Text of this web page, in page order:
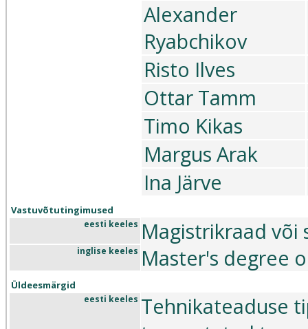
Alexander
Ryabchikov
Risto Ilves
Ottar Tamm
Timo Kikas
Margus Arak
Ina Järve
Vastuvõtutingimused
eesti keeles Magistrikraad või
inglise keeles Master's degree
Üldeesmärgid
eesti keeles Tehnikateaduse